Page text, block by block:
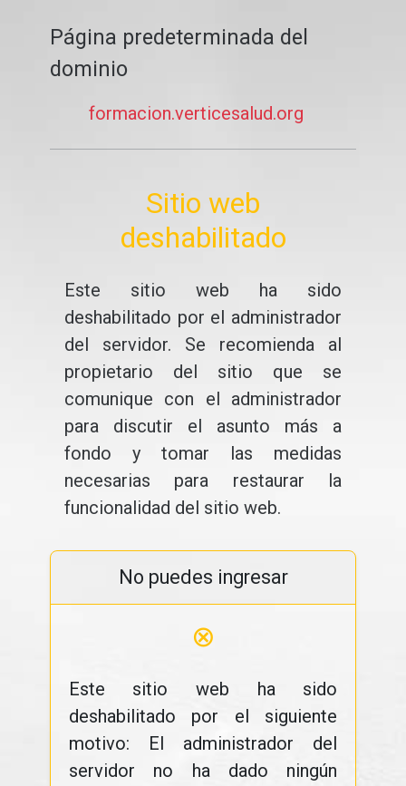
Página predeterminada del
dominio
formacion.verticesalud.org
Sitio web
deshabilitado
Este sitio web ha sido
deshabilitado por el administrador
del servidor. Se recomienda al
propietario del sitio que se
comunique con el administrador
para discutir el asunto más a
fondo y tomar las medidas
necesarias para restaurar la
funcionalidad del sitio web.
No puedes ingresar
⊗
Este sitio web ha sido
deshabilitado por el siguiente
motivo: El administrador del
servidor no ha dado ningún